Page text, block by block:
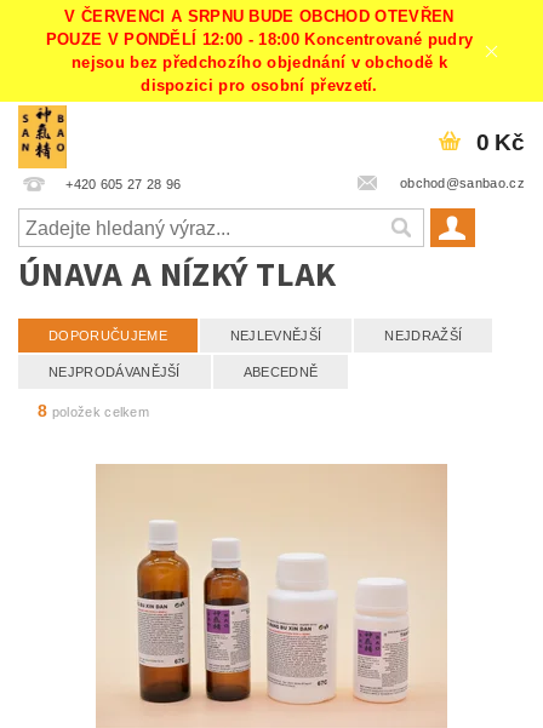
V ČERVENCI A SRPNU BUDE OBCHOD OTEVŘEN
POUZE V PONDĚLÍ 12:00 - 18:00 Koncentrované pudry
nejsou bez předchozího objednání v obchodě k
dispozici pro osobní převzetí.
+420 605 27 28 96 obchod@sanbao.cz
0 Kč
ÚNAVA A NÍZKÝ TLAK
DOPORUČUJEME NEJLEVNĚJŠÍ NEJDRAŽŠÍ
NEJPRODÁVANĚJŠÍ ABECEDNĚ
8 položek celkem